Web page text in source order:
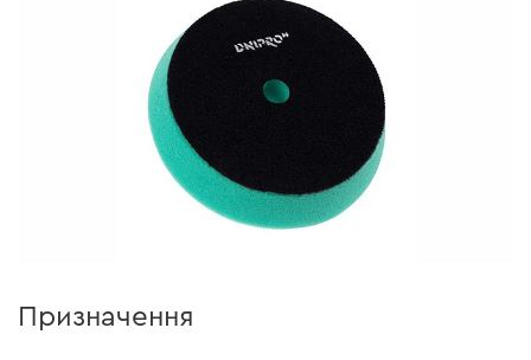
Призначення